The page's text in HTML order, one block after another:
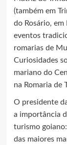
(também em
do Rosário,
eventos
romarias de
Curiosidades
mariano do
na Romaria de
O presidente
a importância
turismo
das maiores